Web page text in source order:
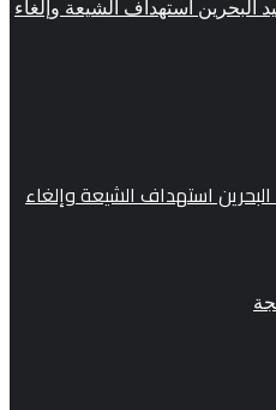
استهداف الشيعة وإلغاء